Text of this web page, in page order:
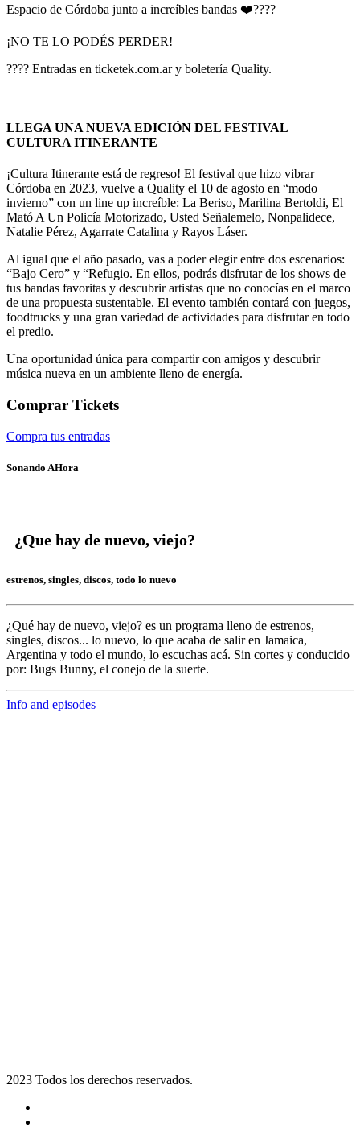
Espacio de Córdoba junto a increíbles bandas ❤️‍????
¡NO TE LO PODÉS PERDER!
????️ Entradas en ticketek.com.ar y boletería Quality.
LLEGA UNA NUEVA EDICIÓN DEL FESTIVAL
CULTURA ITINERANTE
¡Cultura Itinerante está de regreso! El festival que hizo vibrar
Córdoba en 2023, vuelve a Quality el 10 de agosto en “modo
invierno” con un line up increíble: La Beriso, Marilina Bertoldi, El
Mató A Un Policía Motorizado, Usted Señalemelo, Nonpalidece,
Natalie Pérez, Agarrate Catalina y Rayos Láser.
Al igual que el año pasado, vas a poder elegir entre dos escenarios:
“Bajo Cero” y “Refugio. En ellos, podrás disfrutar de los shows de
tus bandas favoritas y descubrir artistas que no conocías en el marco
de una propuesta sustentable. El evento también contará con juegos,
foodtrucks y una gran variedad de actividades para disfrutar en todo
el predio.
Una oportunidad única para compartir con amigos y descubrir
música nueva en un ambiente lleno de energía.
Comprar Tickets
Compra tus entradas
Sonando AHora
¿Que hay de nuevo, viejo?
estrenos, singles, discos, todo lo nuevo
¿Qué hay de nuevo, viejo? es un programa lleno de estrenos,
singles, discos... lo nuevo, lo que acaba de salir en Jamaica,
Argentina y todo el mundo, lo escuchas acá. Sin cortes y conducido
por: Bugs Bunny, el conejo de la suerte.
Info and episodes
2023 Todos los derechos reservados.